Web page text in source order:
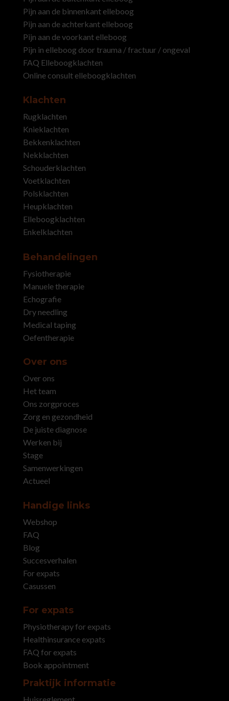
Pijn aan de binnenkant elleboog
Pijn aan de achterkant elleboog
Pijn aan de voorkant elleboog
Pijn in elleboog door trauma / fractuur / ongeval
FAQ Elleboogklachten
Online consult elleboogklachten
Klachten
Rugklachten
Knieklachten
Bekkenklachten
Nekklachten
Schouderklachten
Voetklachten
Polsklachten
Heupklachten
Elleboogklachten
Enkelklachten
Behandelingen
Fysiotherapie
Manuele therapie
Echografie
Dry needling
Medical taping
Oefentherapie
Over ons
Over ons
Het team
Ons zorgproces
Zorg en gezondheid
De juiste diagnose
Werken bij
Stage
Samenwerkingen
Actueel
Handige links
Webshop
FAQ
Blog
Succesverhalen
For expats
Casussen
For expats
Physiotherapy for expats
Healthinsurance expats
FAQ for expats
Book appointment
Praktijk informatie